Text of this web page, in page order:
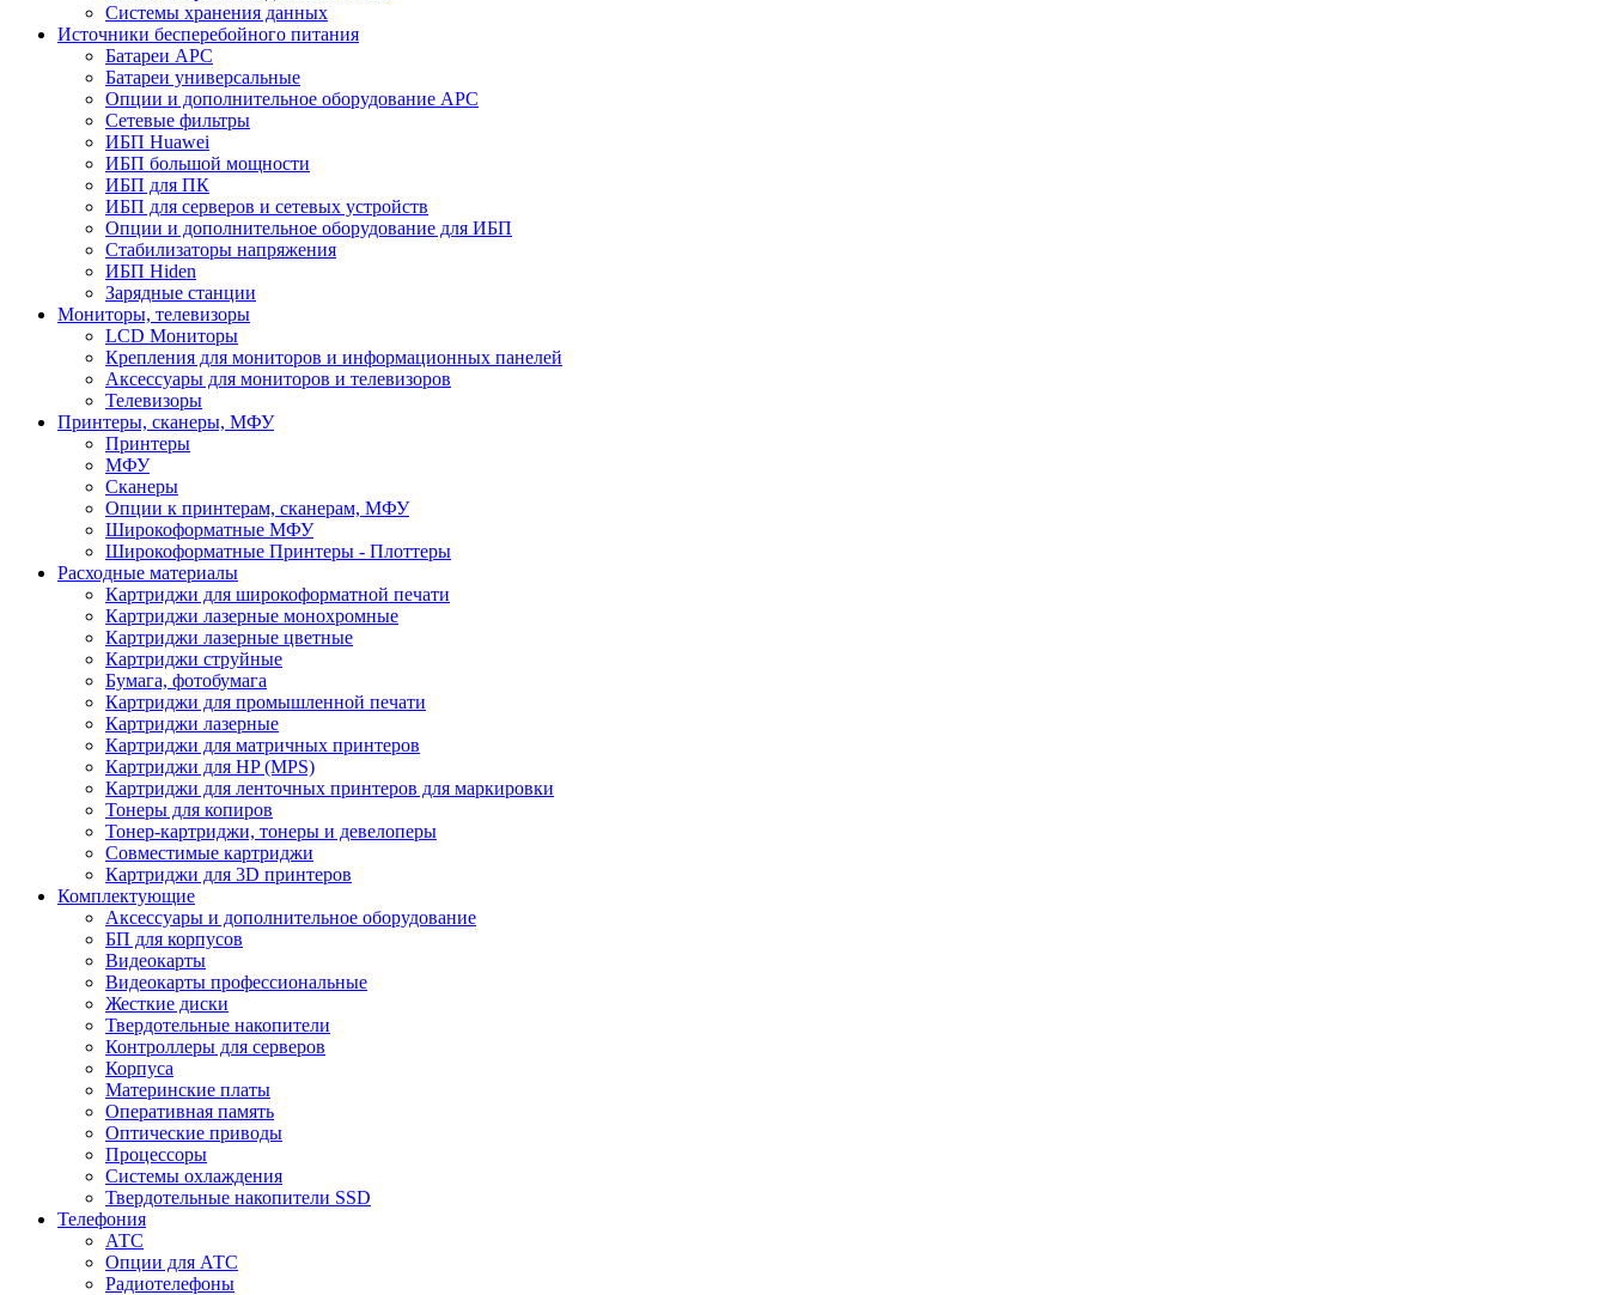
Системы хранения данных
Источники бесперебойного питания
Батареи APC
Батареи универсальные
Опции и дополнительное оборудование АРС
Сетевые фильтры
ИБП Huawei
ИБП большой мощности
ИБП для ПК
ИБП для серверов и сетевых устройств
Опции и дополнительное оборудование для ИБП
Стабилизаторы напряжения
ИБП Hiden
Зарядные станции
Мониторы, телевизоры
LCD Мониторы
Крепления для мониторов и информационных панелей
Аксессуары для мониторов и телевизоров
Телевизоры
Принтеры, сканеры, МФУ
Принтеры
МФУ
Сканеры
Опции к принтерам, сканерам, МФУ
Широкоформатные МФУ
Широкоформатные Принтеры - Плоттеры
Расходные материалы
Картриджи для широкоформатной печати
Картриджи лазерные монохромные
Картриджи лазерные цветные
Картриджи струйные
Бумага, фотобумага
Картриджи для промышленной печати
Картриджи лазерные
Картриджи для матричных принтеров
Картриджи для HP (MPS)
Картриджи для ленточных принтеров для маркировки
Тонеры для копиров
Тонер-картриджи, тонеры и девелоперы
Совместимые картриджи
Картриджи для 3D принтеров
Комплектующие
Аксессуары и дополнительное оборудование
БП для корпусов
Видеокарты
Видеокарты профессиональные
Жесткие диски
Твердотельные накопители
Контроллеры для серверов
Корпуса
Материнские платы
Оперативная память
Оптические приводы
Процессоры
Системы охлаждения
Твердотельные накопители SSD
Телефония
АТС
Опции для АТС
Радиотелефоны